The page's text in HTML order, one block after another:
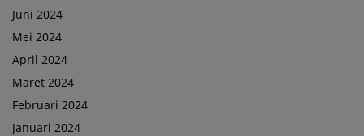
Juni 2024
Mei 2024
April 2024
Maret 2024
Februari 2024
Januari 2024